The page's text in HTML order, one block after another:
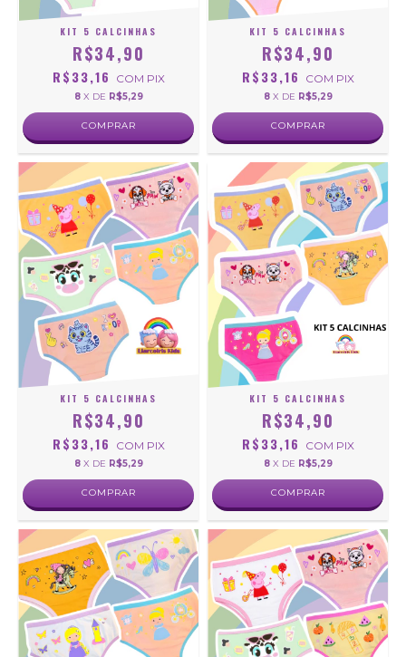
KIT 5 CALCINHAS
R$34,90
R$33,16 COM PIX
8 X DE R$5,29
COMPRAR
KIT 5 CALCINHAS
R$34,90
R$33,16 COM PIX
8 X DE R$5,29
COMPRAR
KIT 5 CALCINHAS
R$34,90
R$33,16 COM PIX
8 X DE R$5,29
COMPRAR
KIT 5 CALCINHAS
R$34,90
R$33,16 COM PIX
8 X DE R$5,29
COMPRAR